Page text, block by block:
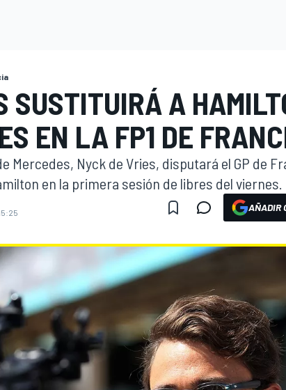
FÓRMULA E
SUSTITUIRÁ A
EN LA FP1 DE
Mercedes, Nyck de Vries, disputará el GP de
en la primera sesión de libres del viernes.
AÑADIR